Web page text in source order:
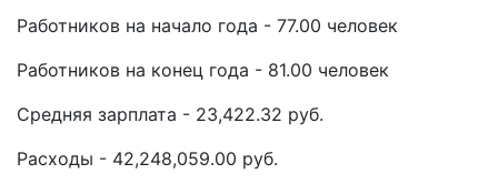
Работников на начало года - 77.00 человек
Работников на конец года - 81.00 человек
Средняя зарплата - 23,422.32 руб.
Расходы - 42,248,059.00 руб.